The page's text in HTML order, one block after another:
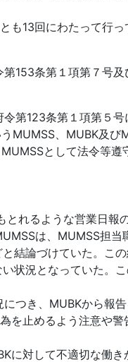
13回にわたって行っ
153条第１項第７号
第123条第１項第５号
、MUBK及び
として法令等
れるような営業日報
は、MUMSS担
結論づけていた。こ
状況となっていた。
き、MUBKから報
止めるよう注意や警
対して不適切な働き